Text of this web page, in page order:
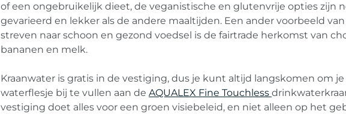
of een ongebruikelijk dieet, de veganistische en glutenvrije opties zijn
gevarieerd en lekker als de andere maaltijden. Een ander voorbeeld
streven naar schoon en gezond voedsel is de fairtrade herkomst van
bananen en melk.
Kraanwater is gratis in de vestiging, dus je kunt altijd langskomen om je
waterflesje bij te vullen aan de AQUALEX Fine Touchless
vestiging doet alles voor een groen visiebeleid, en niet alleen op het